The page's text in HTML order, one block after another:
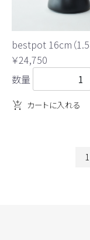
bestpot 16cm（1.5ℓ
￥24,750
数量
カートに入れる
1